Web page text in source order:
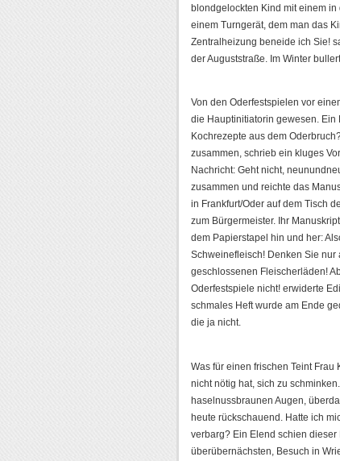
blondgelockten Kind mit einem
einem Turngerät, dem man das
Zentralheizung beneide ich Sie!
der Auguststraße. Im Winter
Von den Oderfestspielen vor
die Hauptinitiatorin gewesen. Ein
Kochrezepte aus dem
zusammen, schrieb ein kluges
Nachricht: Geht nicht,
zusammen und reichte das
in Frankfurt/Oder auf dem Tisch
zum Bürgermeister. Ihr
dem Papierstapel hin und her:
Schweinefleisch! Denken Sie
geschlossenen Fleischerläden!
Oderfestspiele nicht! erwiderte
schmales Heft wurde am Ende
die ja nicht.
Was für einen frischen Teint Frau
nicht nötig hat, sich zu
haselnussbraunen Augen,
heute rückschauend. Hatte ich
verbarg? Ein Elend schien
überübernächsten, Besuch in